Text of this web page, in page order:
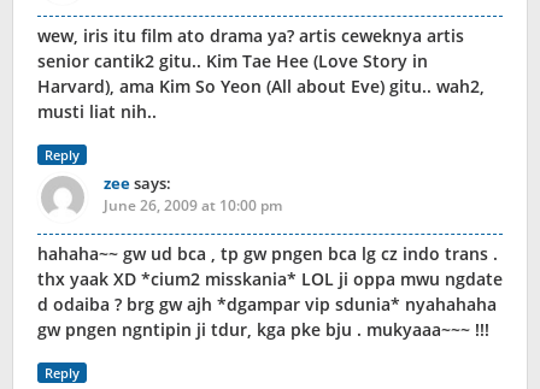
wew, iris itu film ato drama ya? artis ceweknya artis
senior cantik2 gitu.. Kim Tae Hee (Love Story in
Harvard), ama Kim So Yeon (All about Eve) gitu.. wah2,
musti liat nih..
Reply
zeesays:
June 26, 2009 at 10:00 pm
hahaha~~ gw ud bca , tp gw pngen bca lg cz indo trans .
thx yaak XD *cium2 misskania* LOL ji oppa mwu ngdate
d odaiba ? brg gw ajh *dgampar vip sdunia* nyahahaha
gw pngen ngntipin ji tdur, kga pke bju . mukyaaa~~~ !!!
Reply